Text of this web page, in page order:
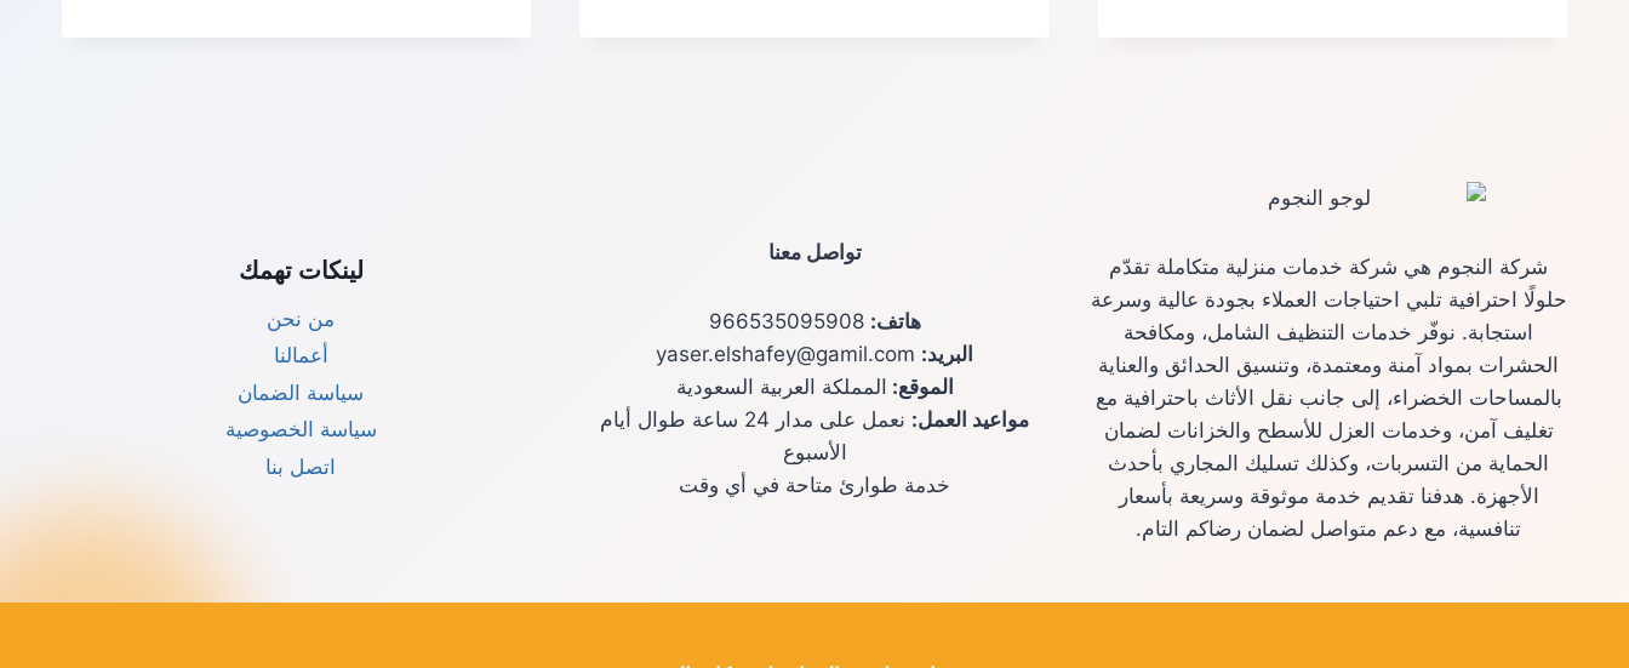
شركة النجوم هي شركة خدمات منزلية متكاملة تقدّم
حلولًا احترافية تلبي احتياجات العملاء بجودة عالية وسرعة
استجابة. نوفّر خدمات التنظيف الشامل، ومكافحة
الحشرات بمواد آمنة ومعتمدة، وتنسيق الحدائق والعناية
بالمساحات الخضراء، إلى جانب نقل الأثاث باحترافية مع
تغليف آمن، وخدمات العزل للأسطح والخزانات لضمان
الحماية من التسربات، وكذلك تسليك المجاري بأحدث
الأجهزة. هدفنا تقديم خدمة موثوقة وسريعة بأسعار
تنافسية، مع دعم متواصل لضمان رضاكم التام.
تواصل معنا
هاتف: 966535095908
البريد:
الموقع: المملكة العربية السعودية
مواعيد العمل:
نعمل على مدار 24 ساعة طوال أيام
الأسبوع
خدمة طوارئ متاحة في أي وقت
لينكات تهمك
من نحن
أعمالنا
سياسة الضمان
سياسة الخصوصية
اتصل بنا